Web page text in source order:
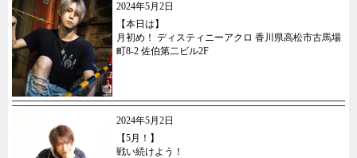
2024年5月2日
【本日は】
月初め！ ディスティニーアクロ 香川県高松市古馬場
町8-2 佐伯第二ビル2F
2024年5月2日
【5月！】
戦い続けよう！